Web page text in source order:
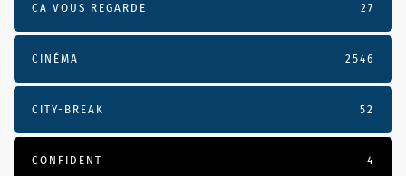
CA VOUS REGARDE 27
CINÉMA 2546
CITY-BREAK 52
CONFIDENT 4